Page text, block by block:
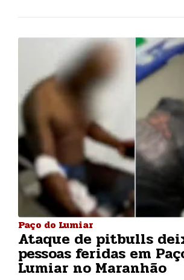
Paço do Lumiar
Ataque de pitbulls
pessoas feridas em
Lumiar no Maranhão